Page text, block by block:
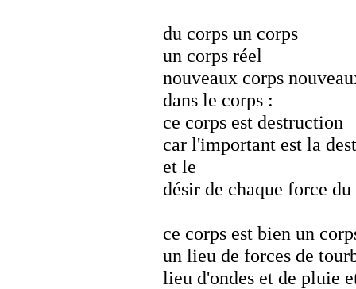
du corps un corps
un corps réel
nouveaux corps
dans le corps :
ce corps est destruction
car l'important est la
et le
désir de chaque force du
ce corps est bien un
un lieu de forces de
lieu d'ondes et de pluie